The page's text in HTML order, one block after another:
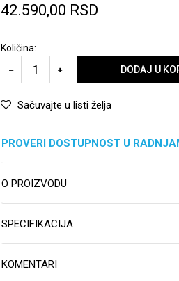
42.590,00 RSD
Količina:
DODAJ U
Sačuvajte u listi želja
PROVERI DOSTUPNOST U
O PROIZVODU
SPECIFIKACIJA
KOMENTARI